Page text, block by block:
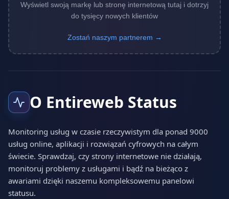
Wyświetl swoją markę lub stronę internetową tutaj i dotrzyj
do tysięcy nowych klientów
Zostań naszym partnerem →
O Entireweb Status
Monitoring usług w czasie rzeczywistym dla ponad 9000
usług online, aplikacji i rozwiązań cyfrowych na całym
świecie. Sprawdzaj, czy strony internetowe nie działają,
monitoruj problemy z usługami i bądź na bieżąco z
awariami dzięki naszemu kompleksowemu panelowi
statusu.